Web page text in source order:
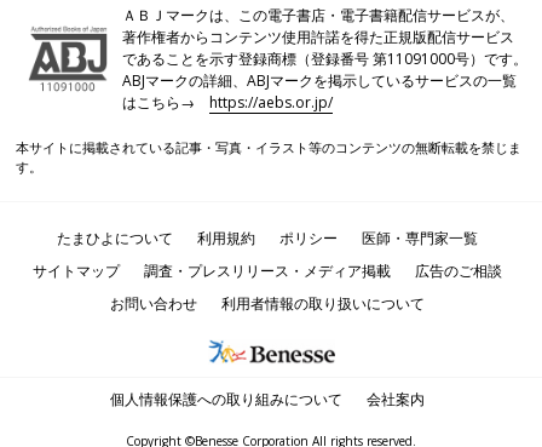
ＡＢＪマークは、この電子書店・電子書籍配信サービスが、
著作権者からコンテンツ使用許諾を得た正規版配信サービス
であることを示す登録商標（登録番号 第11091000号）です。
ABJマークの詳細、ABJマークを掲示しているサービスの一覧
はこちら→https://aebs.or.jp/
本サイトに掲載されている記事・写真・イラスト等のコンテンツの無断転載を禁じま
す。
たまひよについて 利用規約 ポリシー
医師・専門家一覧
サイトマップ
調査・プレスリリース・メディア掲載
広告のご相談
お問い合わせ
利用者情報の取り扱いについて
個人情報保護への取り組みについて 会社案内
Copyright ©Benesse Corporation All rights reserved.